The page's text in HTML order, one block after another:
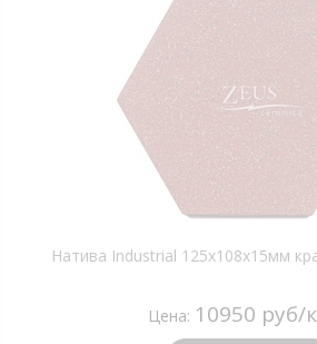
Натива Industrial 125х108х15мм
Цена: 10950 руб/